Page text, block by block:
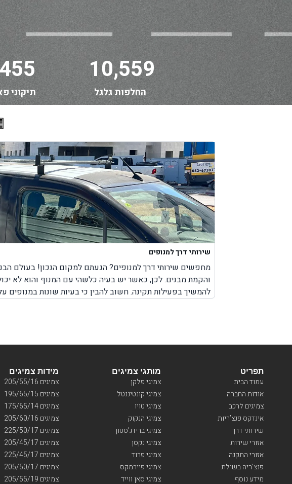
תיקוני
10,559
החלפות גלגל
שירותי דרך למנופים
מחפשים שירותי דרך למנופים? הגעתם למקום הנכון! בעולם
והקמת מבנים. לכן, כאשר יש בעיה כלשהי עם המנוף והוא לא
להמשיך בפעילות תקינה. חשוב להבין כי בעיות שונות
מידות צמיגים
צמיגים 205/55/16
צמיגים 195/65/15
צמיגים 175/65/14
צמיגים 205/60/16
צמיגים 225/50/17
צמיגים 205/45/17
צמיגים 225/45/17
צמיגים 205/50/17
צמיגים 205/55/19
מותגי צמיגים
צמיגי פלקן
צמיגי קונטיננטל
צמיגי טויו
צמיגי הנקוק
צמיגי ברידג’סטון
צמיגי נקסן
צמיגי פרוד
צמיגי פיירמקס
צמיגי סאן ווייד
תפריט
עמוד הבית
אודות החברה
צמיגים לרכב
אינדקס פנצ’ריות
שירותי דרך
אזורי שירות
אזורי התקנה
פנצ’ריה בשילת
מידע נוסף